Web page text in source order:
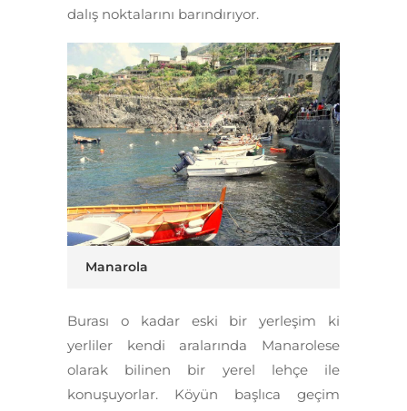
dalış noktalarını barındırıyor.
Manarola
Burası o kadar eski bir yerleşim ki
yerliler kendi aralarında Manarolese
olarak bilinen bir yerel lehçe ile
konuşuyorlar. Köyün başlıca geçim